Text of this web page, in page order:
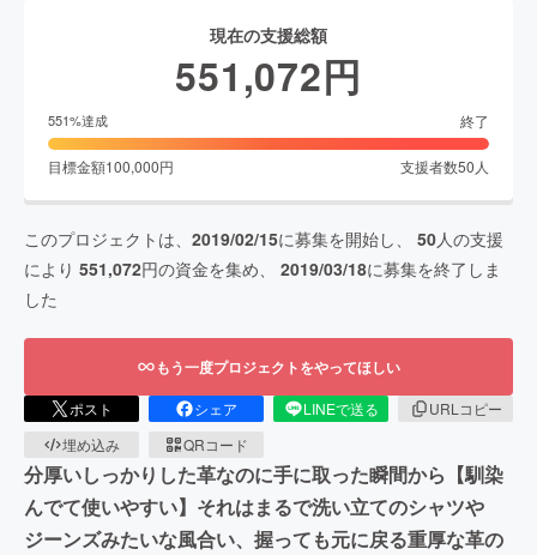
現在の支援総額
551,072円
551%達成 終了
目標金額100,000円 支援者数50 人
このプロジェクトは、 2019/02/15に募集を開始し、 50人の支援
により 551,072円の資金を集め、 2019/03/18に募集を終了しま
した
もう一度プロジェクトをやってほしい
ポスト シェア LINEで送る
URLコピー
埋め込み
QRコード
分厚いしっかりした革なのに手に取った瞬間から【馴染
んでて使いやすい】それはまるで洗い立てのシャツや
ジーンズみたいな風合い、握っても元に戻る重厚な革の